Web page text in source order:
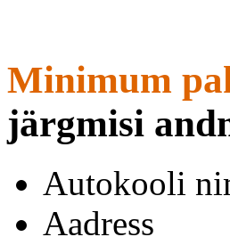
Minimum
järgmisi
Autokooli
Aadress